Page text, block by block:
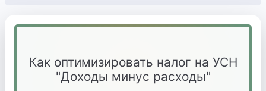
Как оптимизировать налог на УСН
"Доходы минус расходы"